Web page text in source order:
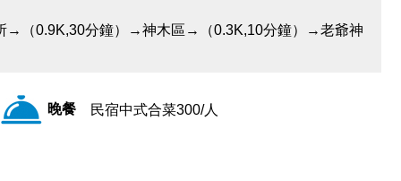
（0.9K,30分鐘）→神木區→（0.3K,10分鐘）→老爺神
晚餐 民宿中式合菜300/人